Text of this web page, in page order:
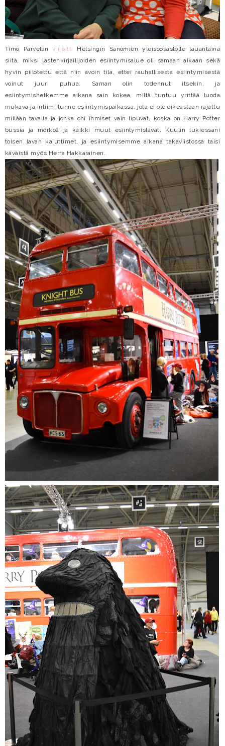
Timo Parvelan kirjoitti
Helsingin Sanomien yleisöosastolle lauantaina
siitä, miksi lastenkirjailijoiden esiintymisalue oli samaan aikaan sekä
hyvin piilotettu että niin avoin tila, ettei rauhallisesta esiintymisestä
voinut juuri puhua. Saman olin todennut itsekin, ja
esiintymishetkemme aikana sain kokea, miltä tuntuu yrittää luoda
mukava ja intiimi tunne esiintymispaikassa, jota ei ole oikeastaan rajattu
millään tavalla ja jonka ohi ihmiset vain lipuvat, koska on Harry Potter
bussia ja mörköä ja kaikki muut esiintymislavat. Kuulin lukiessani
toisen lavan kaiuttimet, ja esiintymisemme aikana takaviistossa taisi
käväistä myös Herra Hakkarainen.